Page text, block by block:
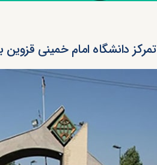
تمرکز دانشگاه امام خمینی